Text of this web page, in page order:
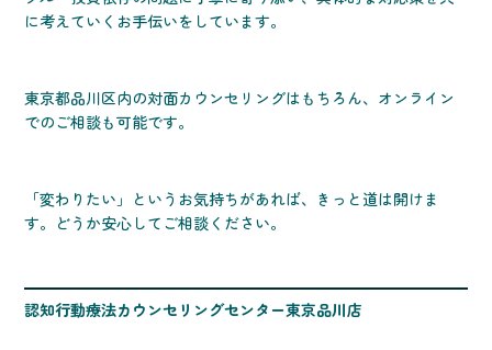
に考えていくお手伝いをしています。
東京都品川区内の対面カウンセリングはもちろん、オンライン
でのご相談も可能です。
「変わりたい」というお気持ちがあれば、きっと道は開けま
す。どうか安心してご相談ください。
認知行動療法カウンセリングセンター東京品川店